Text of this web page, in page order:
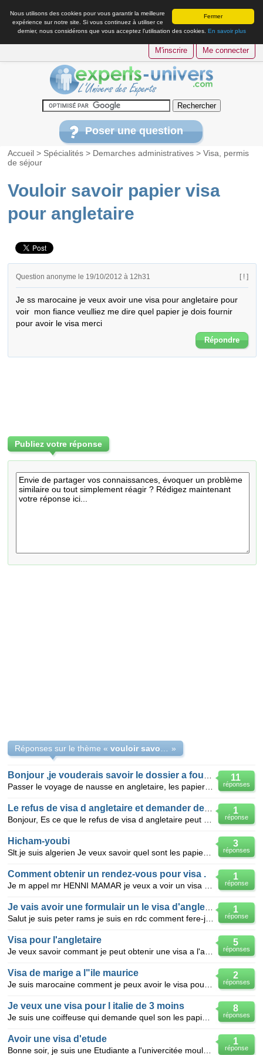
Fermer
Nous utilisons des cookies pour vous garantir la meilleure
expérience sur notre site. Si vous continuez à utiliser ce
dernier, nous considérons que vous acceptez l’utilisation des cookies. En savoir plus
M'inscrire Me connecter
Poser une question
Accueil > Spécialités > Demarches administratives >Visa, permis
de séjour
Vouloir savoir papier visa
pour angletaire
Question anonyme le 19/10/2012 à 12h31 [ ! ]
Je ss marocaine je veux avoir une visa pour angletaire pour
voir  mon fiance veulliez me dire quel papier je dois fournir
pour avoir le visa merci
Répondre
Publiez votre réponse
Réponses sur le thème « »
11
réponses
1
réponse
3
réponses
Hicham-youbi
1
réponse
Comment obtenir un rendez-vous pour visa .
1
réponse
5
réponses
Visa pour l'angletaire
2
réponses
Visa de marige a l"ile maurice
8
réponses
Je veux une visa pour l italie de 3 moins
1
réponse
Avoir une visa d'etude